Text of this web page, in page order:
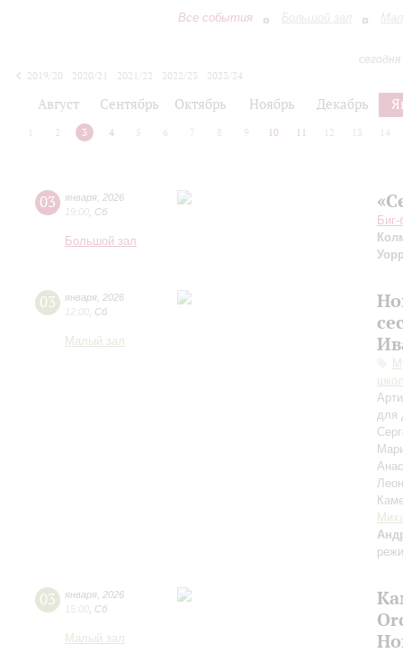
Все события Большой зал
2019/20
2020/21 2021/22 2022/23
2023/24
Август Сентябрь Октябрь Ноябрь Декабрь
2 3 4 5 6 7 8 9 10 11 12 13 14
03 января 2026
19:00 Сб
Большой зал
03 января 2026
12:00 Сб
Малый зал
для
03 января 2026
15:00 Сб
Малый зал